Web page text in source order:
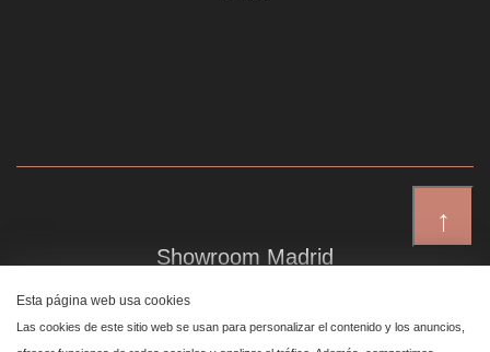
↑
Showroom Madrid
Plaza de Canalejas 6, 4 izq
Centro, 28014 Madrid
Esta página web usa cookies
Las cookies de este sitio web se usan para personalizar el contenido y los anuncios,